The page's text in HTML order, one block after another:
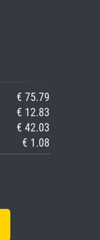
€ 75.79
€ 12.83
€ 42.03
€ 1.08